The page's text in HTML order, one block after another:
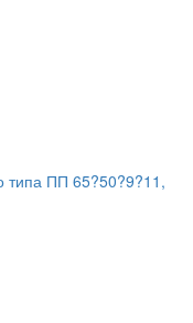
типа ПП 65?50?9?11,